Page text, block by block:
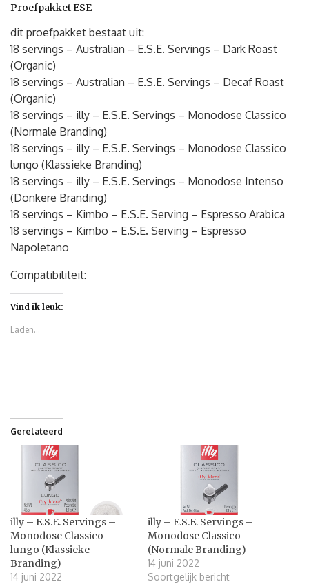
Proefpakket ESE
dit proefpakket bestaat uit:
18 servings – Australian – E.S.E. Servings – Dark Roast
(Organic)
18 servings – Australian – E.S.E. Servings – Decaf Roast
(Organic)
18 servings – illy – E.S.E. Servings – Monodose Classico
(Normale Branding)
18 servings – illy – E.S.E. Servings – Monodose Classico
lungo (Klassieke Branding)
18 servings – illy – E.S.E. Servings – Monodose Intenso
(Donkere Branding)
18 servings – Kimbo – E.S.E. Serving – Espresso Arabica
18 servings – Kimbo – E.S.E. Serving – Espresso
Napoletano
Compatibiliteit:
Vind ik leuk:
Laden...
Gerelateerd
illy – E.S.E. Servings –
Monodose Classico
lungo (Klassieke
Branding)
14 juni 2022
illy – E.S.E. Servings –
Monodose Classico
(Normale Branding)
14 juni 2022
Soortgelijk bericht